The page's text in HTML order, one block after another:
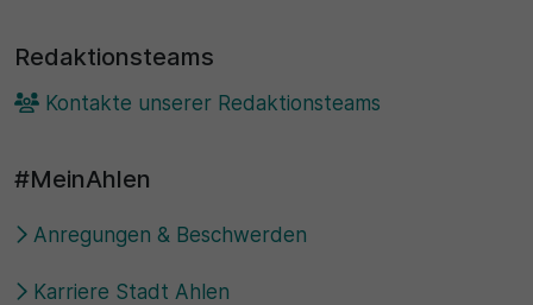
Redaktionsteams
Kontakte unserer Redaktionsteams
#MeinAhlen
Anregungen & Beschwerden
Karriere Stadt Ahlen